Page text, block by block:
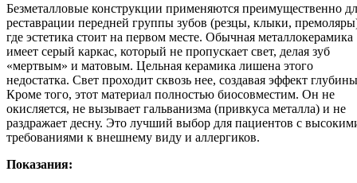
Безметалловые конструкции применяются преимущественно
реставрации передней группы зубов (резцы, клыки,
где эстетика стоит на первом месте. Обычная металлокерамика
имеет серый каркас, который не пропускает свет, делая зуб
«мертвым» и матовым. Цельная керамика лишена этого
недостатка. Свет проходит сквозь нее, создавая эффект
Кроме того, этот материал полностью биосовместим. Он не
окисляется, не вызывает гальванизма (привкуса металла) и не
раздражает десну. Это лучший выбор для пациентов с
требованиями к внешнему виду и аллергиков.
Показания: